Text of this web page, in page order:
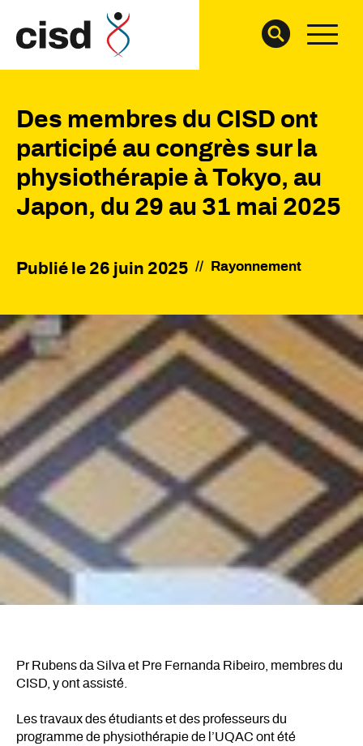
Des membres du CISD ont
participé au congrès sur la
physiothérapie à Tokyo, au
Japon, du 29 au 31 mai 2025
Publié le 26 juin 2025 // Rayonnement
Pr Rubens da Silva et Pre Fernanda Ribeiro, membres du
CISD, y ont assisté.
Les travaux des étudiants et des professeurs du
programme de physiothérapie de l’UQAC ont été